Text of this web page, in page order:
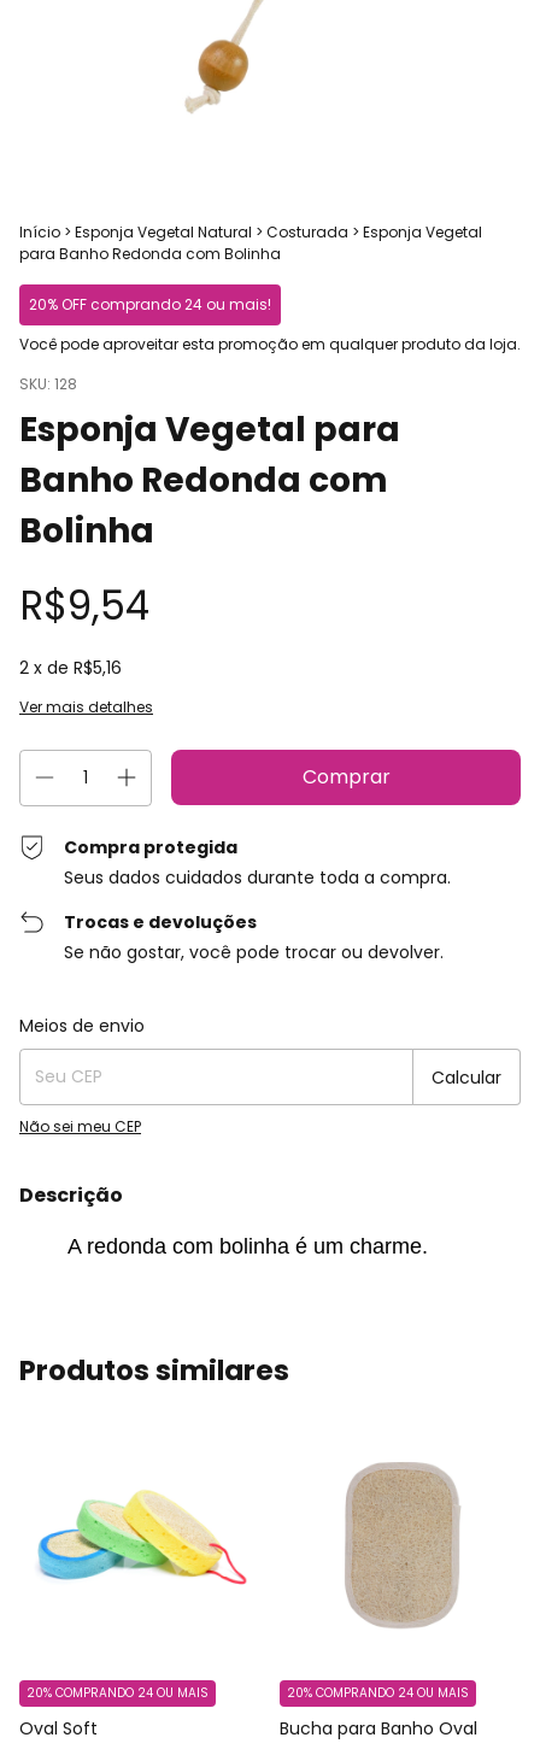
Início > Esponja Vegetal Natural > Costurada > Esponja Vegetal
para Banho Redonda com Bolinha
20% OFF comprando 24 ou mais!
Você pode aproveitar esta promoção em qualquer produto da loja.
SKU: 128
Esponja Vegetal para
Banho Redonda com
Bolinha
R$9,54
2 x de R$5,16
Ver mais detalhes
Compra protegida
Seus dados cuidados durante toda a compra.
Trocas e devoluções
Se não gostar, você pode trocar ou devolver.
Entregas para o CEP:
Meios de envio
Calcular
Não sei meu CEP
Descrição
A redonda com bolinha é um charme.
Produtos similares
Oval Soft
20% COMPRANDO 24 OU MAIS
Bucha para Banho Oval
20% COMPRANDO 24 OU MAIS